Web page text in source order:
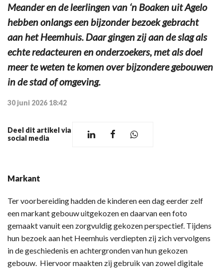
Meander en de leerlingen van ‘n Boaken uit Agelo
hebben onlangs een bijzonder bezoek gebracht
aan het Heemhuis. Daar gingen zij aan de slag als
echte redacteuren en onderzoekers, met als doel
meer te weten te komen over bijzondere gebouwen
in de stad of omgeving.
30 juni 2026 18:42
Deel dit artikel via
social media
Markant
Ter voorbereiding hadden de kinderen een dag eerder zelf
een markant gebouw uitgekozen en daarvan een foto
gemaakt vanuit een zorgvuldig gekozen perspectief. Tijdens
hun bezoek aan het Heemhuis verdiepten zij zich vervolgens
in de geschiedenis en achtergronden van hun gekozen
gebouw. Hiervoor maakten zij gebruik van zowel digitale